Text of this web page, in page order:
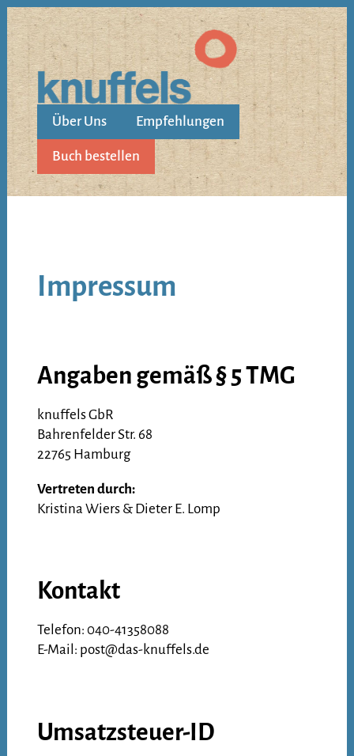
Über Uns Empfehlungen
Buch bestellen
Impressum
Angaben gemäß § 5 TMG
knuffels GbR
Bahrenfelder Str. 68
22765 Hamburg
Vertreten durch:
Kristina Wiers & Dieter E. Lomp
Kontakt
Telefon: 040-41358088
E-Mail: post@das-knuffels.de
Umsatzsteuer-ID